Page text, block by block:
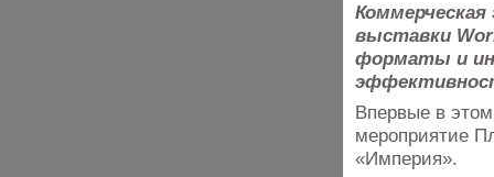
выставки
форматы и
Впервые в
мероприятие
«Империя».